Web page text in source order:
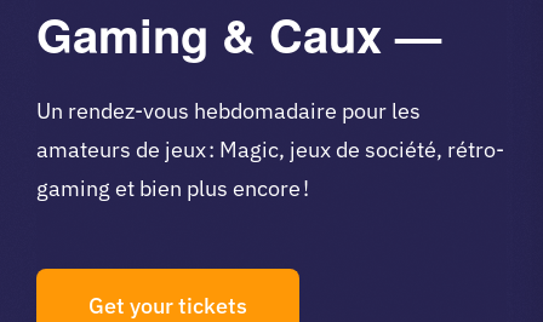
Gaming & Caux —
Un rendez-vous hebdomadaire pour les
amateurs de jeux : Magic, jeux de société, rétro-
gaming et bien plus encore !
Get your tickets